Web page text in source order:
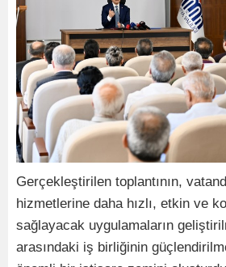
Gerçekleştirilen toplantının,
hizmetlerine daha hızlı, etkin ve
sağlayacak uygulamaların
arasındaki iş birliğinin